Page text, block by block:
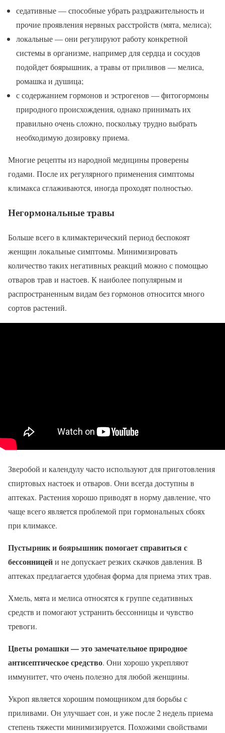
седативные — способные убрать раздражительность и
прочие проявления нервных расстройств (мята, мелиса);
локальные — они регулируют работу конкретной
системы в организме, например для сердца и сосудов
подойдет боярышник, а травы от приливов — мелиса,
ромашка и душица;
с содержанием гормонов и эстрогенов — фитогормоны
природного происхождения, однако принимать их
правильно очень сложно, поскольку трудно выбрать
необходимую дозировку приема.
Многие рецепты из народной медицины проверены
годами. После их регулярного применения симптомы
климакса сглаживаются, иногда проходят полностью.
Негормональные травы
Больше всего в климактерический период беспокоят
женщин локальные симптомы. Минимизировать
количество таких негативных реакций можно с помощью
отваров трав и настоев. К наиболее популярным и
распространенным видам без гормонов относится много
сортов растений.
Зверобой и календулу часто используют для приготовления
спиртовых настоек и отваров. Они всегда доступны в
аптеках. Растения хорошо приводят в норму давление, что
чаще всего является проблемой при гормональных сбоях
при климаксе.
Пустырник и боярышник помогает справиться с
бессонницейи не допускает резких скачков давления. В
аптеках предлагается удобная форма для приема этих трав.
Хмель, мята и мелиса относятся к группе седативных
средств и помогают устранить бессонницы и чувство
тревоги.
Цветы ромашки — это замечательное природное
антисептическое средство. Они хорошо укрепляют
иммунитет, что очень полезно для любой женщины.
Укроп является хорошим помощником для борьбы с
приливами. Он улучшает сон, и уже после 2 недель приема
степень тяжести минимизируется. Похожими свойствами